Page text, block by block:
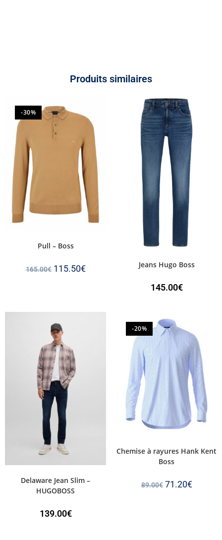
Produits similaires
-30%
Pull – Boss
165.00€ 115.50€ Jeans Hugo Boss
145.00€
Delaware Jean Slim –
HUGOBOSS
139.00€
-20%
Chemise à rayures Hank Kent
Boss
89.00€ 71.20€